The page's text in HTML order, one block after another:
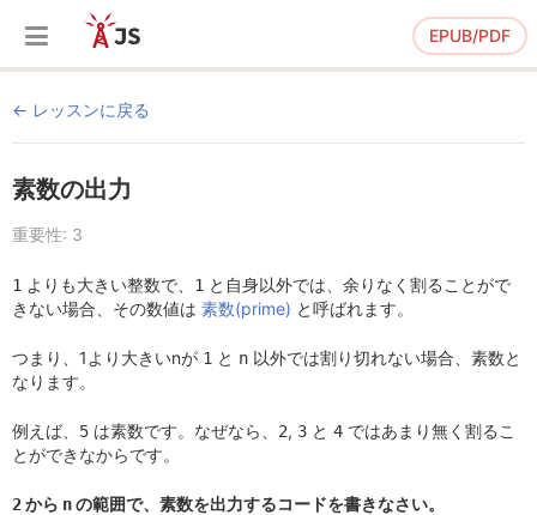
EPUB/PDF
レッスンに戻る
素数の出力
重要性: 3
1 よりも大きい整数で、 1 と自身以外では、余りなく割ることがで
きない場合、その数値は 素数(prime) と呼ばれます。
つまり、1より大きいnが 1 と n 以外では割り切れない場合、素数と
なります。
例えば、 5 は素数です。なぜなら、 2, 3 と 4 ではあまり無く割るこ
とができなからです。
2から nの範囲で、素数を出力するコードを書きなさい。